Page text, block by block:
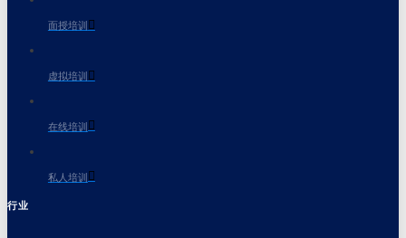
面授培训
虚拟培训
在线培训
私人培训
行业